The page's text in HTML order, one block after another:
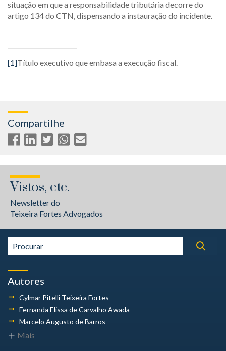
situação em que a responsabilidade tributária decorre do
artigo 134 do CTN, dispensando a instauração do incidente.
[1]Título executivo que embasa a execução fiscal.
Compartilhe
Vistos, etc.
Newsletter do
Teixeira Fortes Advogados
Autores
Cylmar Pitelli Teixeira Fortes
Fernanda Elissa de Carvalho Awada
Marcelo Augusto de Barros
Mais